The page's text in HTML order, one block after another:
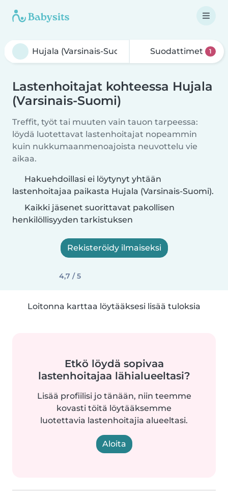
Suodattimet 1
Lastenhoitajat kohteessa Hujala
(Varsinais-Suomi)
Treffit, työt tai muuten vain tauon tarpeessa:
löydä luotettavat lastenhoitajat nopeammin
kuin nukkumaanmenoajoista neuvottelu vie
aikaa.
Hakuehdoillasi ei löytynyt yhtään
lastenhoitajaa paikasta Hujala (Varsinais-Suomi).
Kaikki jäsenet suorittavat pakollisen
henkilöllisyyden tarkistuksen
Rekisteröidy ilmaiseksi
4,7 / 5
Loitonna karttaa löytääksesi lisää tuloksia
Etkö löydä sopivaa
lastenhoitajaa lähialueeltasi?
Lisää profiilisi jo tänään, niin teemme
kovasti töitä löytääksemme
luotettavia lastenhoitajia alueeltasi.
Aloita